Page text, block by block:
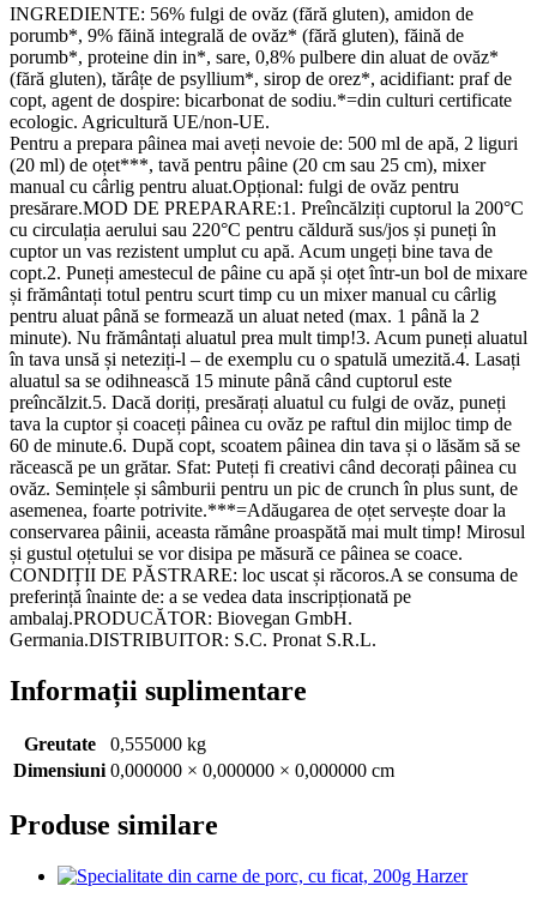
INGREDIENTE: 56% fulgi de ovăz (fără gluten), amidon de
porumb*, 9% făină integrală de ovăz* (fără gluten), făină de
porumb*, proteine din in*, sare, 0,8% pulbere din aluat de ovăz*
(fără gluten), tărâțe de psyllium*, sirop de orez*, acidifiant: praf de
copt, agent de dospire: bicarbonat de sodiu.*=din culturi certificate
ecologic. Agricultură UE/non-UE.
Pentru a prepara pâinea mai aveți nevoie de: 500 ml de apă, 2 liguri
(20 ml) de oțet***, tavă pentru pâine (20 cm sau 25 cm), mixer
manual cu cârlig pentru aluat.Opțional: fulgi de ovăz pentru
presărare.MOD DE PREPARARE:1. Preîncălziți cuptorul la 200°C
cu circulația aerului sau 220°C pentru căldură sus/jos și puneți în
cuptor un vas rezistent umplut cu apă. Acum ungeți bine tava de
copt.2. Puneți amestecul de pâine cu apă și oțet într-un bol de mixare
și frământați totul pentru scurt timp cu un mixer manual cu cârlig
pentru aluat până se formează un aluat neted (max. 1 până la 2
minute). Nu frământați aluatul prea mult timp!3. Acum puneți aluatul
în tava unsă și neteziți-l – de exemplu cu o spatulă umezită.4. Lasați
aluatul sa se odihnească 15 minute până când cuptorul este
preîncălzit.5. Dacă doriți, presărați aluatul cu fulgi de ovăz, puneți
tava la cuptor și coaceți pâinea cu ovăz pe raftul din mijloc timp de
60 de minute.6. După copt, scoatem pâinea din tava și o lăsăm să se
răcească pe un grătar. Sfat: Puteți fi creativi când decorați pâinea cu
ovăz. Semințele și sâmburii pentru un pic de crunch în plus sunt, de
asemenea, foarte potrivite.***=Adăugarea de oțet servește doar la
conservarea pâinii, aceasta rămâne proaspătă mai mult timp! Mirosul
și gustul oțetului se vor disipa pe măsură ce pâinea se coace.
CONDIȚII DE PĂSTRARE: loc uscat și răcoros.A se consuma de
preferință înainte de: a se vedea data inscripționată pe
ambalaj.PRODUCĂTOR: Biovegan GmbH.
Germania.DISTRIBUITOR: S.C. Pronat S.R.L.
Informații suplimentare
Greutate
0,555000 kg
Dimensiuni 0,000000 × 0,000000 × 0,000000 cm
Produse similare